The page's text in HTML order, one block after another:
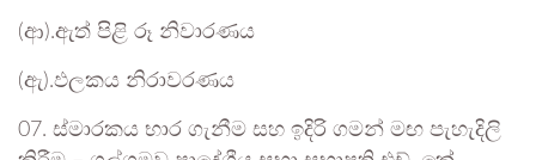
(ආ).ඇත් පිළි රූ නිවාරණය
(ඇ).ඵලකය නිරාවරණය
07. ස්මාරකය භාර ගැනීම සහ ඉදිරි ගමන් මඟ පැහැදිලි